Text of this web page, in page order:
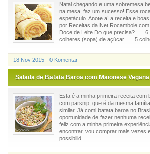
Natal chegando e uma sobremesa
na mesa, faz um sucesso! Esse
espetáculo. Anote aí a receita e
por Receitas da Net Rocambole
Doce de Leite Do que
colheres (sopa) de açúcar 5
18 Nov 2015 - 0 Komentar
Salada de Batata Baroa com Maionese Vegana
Esta é a minha primeira receita com
com parsnip, que é da mesma
similar. Já comi batata baroa no
oportunidade de fazer nenhuma
feliz com a minha primeira
encontrar, vou comprar mais vezes
possibilid...